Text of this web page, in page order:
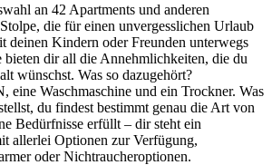
an 42 Apartments und anderen
die für einen unvergesslichen Urlaub
deinen Kindern oder Freunden unterwegs
bieten dir all die Annehmlichkeiten, die du
wünschst. Was so dazugehört?
eine Waschmaschine und ein Trockner. Was
du findest bestimmt genau die Art von
Bedürfnisse erfüllt – dir steht ein
allerlei Optionen zur Verfügung,
oder Nichtraucheroptionen.